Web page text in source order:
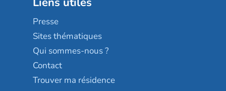
Les villages d'or
Sérénys
Résidences services Villa Médicis
Presse
Sites thématiques
Qui sommes-nous ?
Contact
Trouver ma résidence